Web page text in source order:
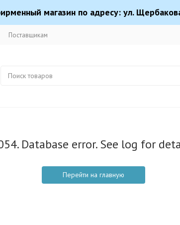
магазин по адресу: ул.
Поставщикам
Database error. See log for
Перейти на главную